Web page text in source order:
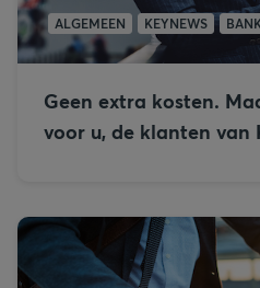
ALGEMEEN KEYNEWS
Geen extra kosten.
voor u, de klanten van